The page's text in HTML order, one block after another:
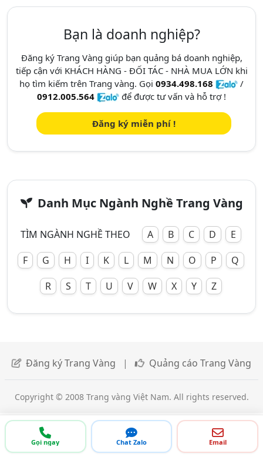
Gọi ngay Chat Zalo Email
Bạn là doanh nghiệp?
Đăng ký Trang Vàng giúp bạn quảng bá doanh nghiệp,
tiếp cận với KHÁCH HÀNG - ĐỐI TÁC - NHÀ MUA LỚN khi
họ tìm kiếm trên Trang vàng. Gọi 0934.498.168
/
0912.005.564
để được tư vấn và hỗ trợ !
Đăng ký miễn phí !
Danh Mục Ngành Nghề Trang Vàng
TÌM NGÀNH NGHỀ THEO A B C D
E
F
G H I K L M N O P
Q
R
S T U V W X Y Z
Đăng ký Trang Vàng | Quảng cáo Trang Vàng
Copyright © 2008 Trang vàng Việt Nam. All rights reserved.